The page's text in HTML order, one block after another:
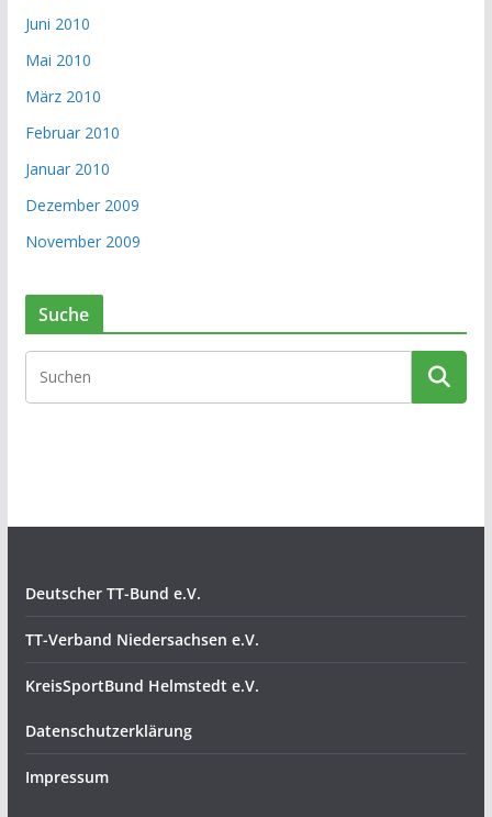
Juni 2010
Mai 2010
März 2010
Februar 2010
Januar 2010
Dezember 2009
November 2009
Suche
Deutscher TT-Bund e.V.
TT-Verband Niedersachsen e.V.
KreisSportBund Helmstedt e.V.
Datenschutzerklärung
Impressum